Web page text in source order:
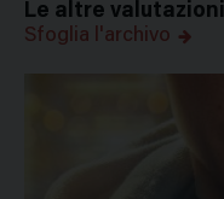
Le altre valutazioni
Sfoglia l'archivo